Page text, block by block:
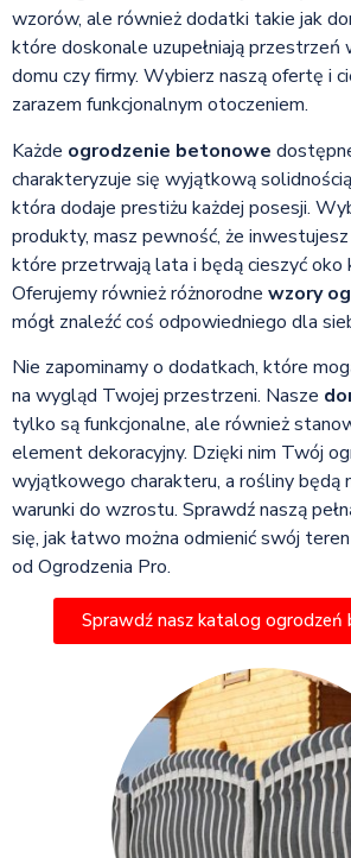
wzorów, ale również dodatki takie jak
które doskonale uzupełniają przestrzeń
domu czy firmy. Wybierz naszą ofertę i
zarazem funkcjonalnym otoczeniem.
Każde ogrodzenie betonowe
charakteryzuje się wyjątkową
która dodaje prestiżu każdej posesji.
produkty, masz pewność, że
które przetrwają lata i będą cieszyć oko
Oferujemy również różnorodne wzory
mógł znaleźć coś odpowiedniego dla
Nie zapominamy o dodatkach, które
na wygląd Twojej przestrzeni. Nasze
tylko są funkcjonalne, ale również
element dekoracyjny. Dzięki nim Twój
wyjątkowego charakteru, a rośliny będą
warunki do wzrostu. Sprawdź naszą
się, jak łatwo można odmienić swój
od Ogrodzenia Pro.
Sprawdź nasz katalog